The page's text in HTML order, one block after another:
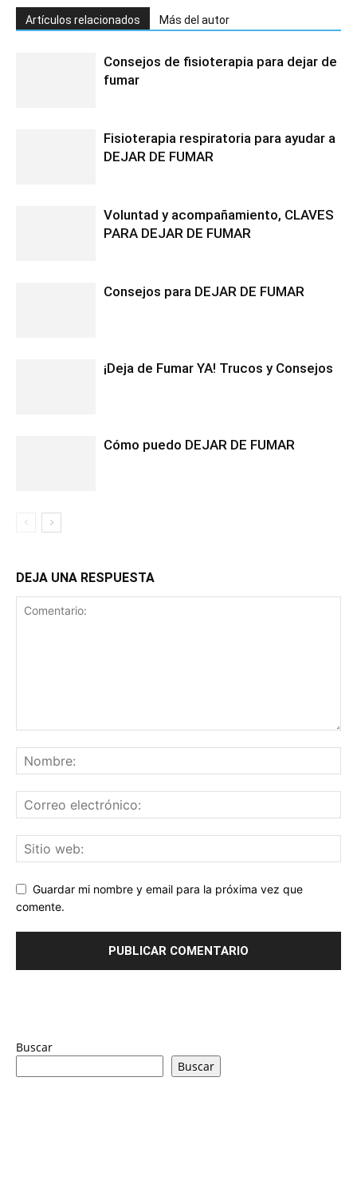
Artículos relacionados Más del autor
Consejos de fisioterapia para dejar de
fumar
Fisioterapia respiratoria para ayudar a
DEJAR DE FUMAR
Voluntad y acompañamiento, CLAVES
PARA DEJAR DE FUMAR
Consejos para DEJAR DE FUMAR
¡Deja de Fumar YA! Trucos y Consejos
Cómo puedo DEJAR DE FUMAR
DEJA UNA RESPUESTA
Guardar mi nombre y email para la próxima vez que
comente.
Buscar
Buscar